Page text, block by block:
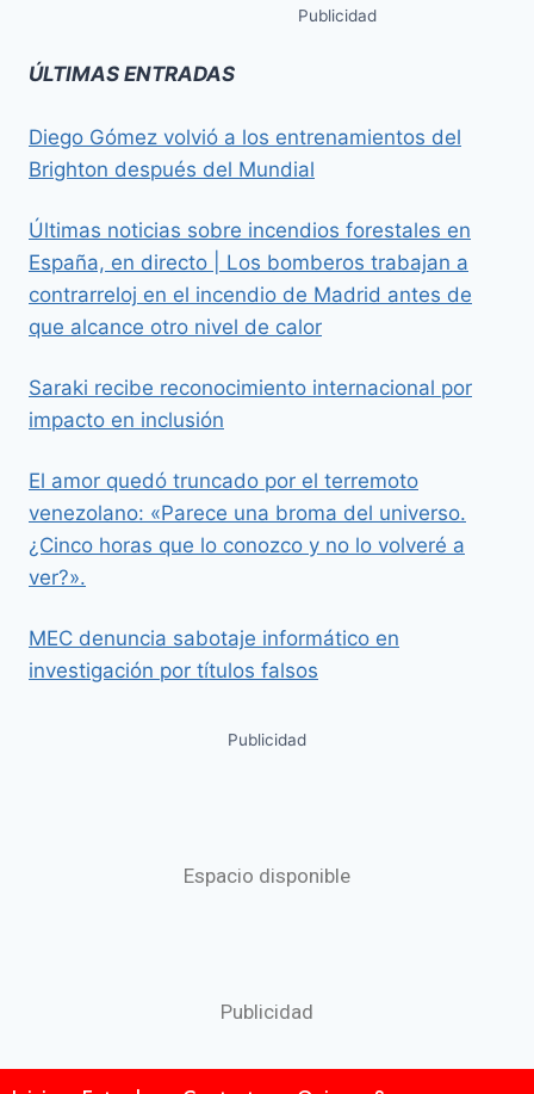
Publicidad
ÚLTIMAS ENTRADAS
Diego Gómez volvió a los entrenamientos del
Brighton después del Mundial
Últimas noticias sobre incendios forestales en
España, en directo | Los bomberos trabajan a
contrarreloj en el incendio de Madrid antes de
que alcance otro nivel de calor
Saraki recibe reconocimiento internacional por
impacto en inclusión
El amor quedó truncado por el terremoto
venezolano: «Parece una broma del universo.
¿Cinco horas que lo conozco y no lo volveré a
ver?».
MEC denuncia sabotaje informático en
investigación por títulos falsos
Publicidad
Espacio disponible
Publicidad